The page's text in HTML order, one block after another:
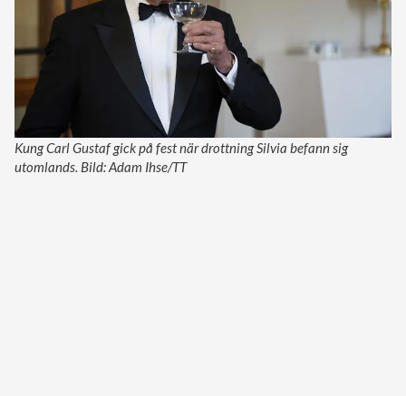
Kung Carl Gustaf gick på fest när drottning Silvia befann sig
utomlands. Bild: Adam Ihse/TT